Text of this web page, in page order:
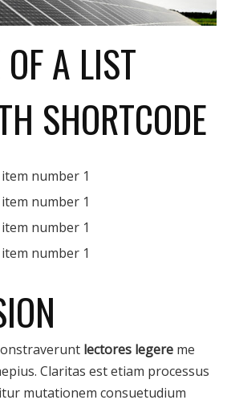
A LIST
SHORTCODE
number 1
number 1
number 1
number 1
lectores legere me
Claritas est etiam processus
mutationem consuetudium